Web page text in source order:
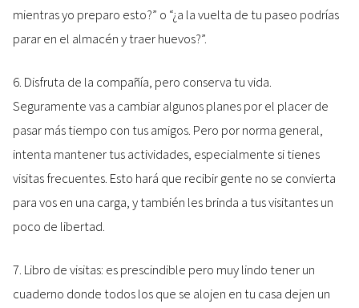
mientras yo preparo esto?” o “¿a la vuelta de tu paseo podrías
parar en el almacén y traer huevos?”.
6. Disfruta de la compañía, pero conserva tu vida.
Seguramente vas a cambiar algunos planes por el placer de
pasar más tiempo con tus amigos. Pero por norma general,
intenta mantener tus actividades, especialmente si tienes
visitas frecuentes. Esto hará que recibir gente no se convierta
para vos en una carga, y también les brinda a tus visitantes un
poco de libertad.
7. Libro de visitas: es prescindible pero muy lindo tener un
cuaderno donde todos los que se alojen en tu casa dejen un